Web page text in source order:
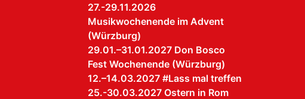
27.-29.11.2026
Musikwochenende im Advent
(Würzburg)
29.01.–31.01.2027 Don Bosco
Fest Wochenende (Würzburg)
12.–14.03.2027 #Lass mal treffen
25.-30.03.2027 Ostern in Rom